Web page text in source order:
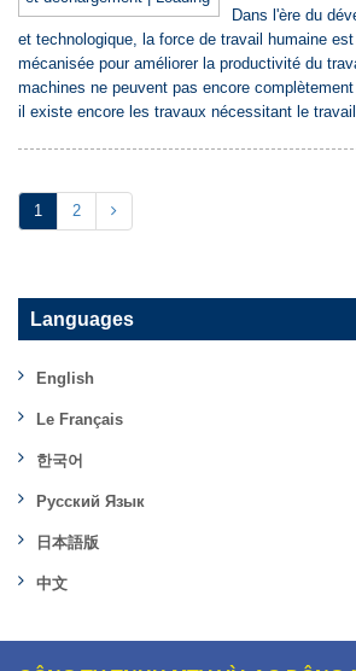
Dans l'ère du
et technologique, la force de travail humaine
mécanisée pour améliorer la productivité du
machines ne peuvent pas encore
il existe encore les travaux nécessitant le
1 2
Languages
English
Le Français
한국어
Русский Язык
日本語版
中文